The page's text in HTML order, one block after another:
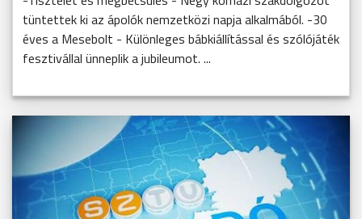
tüntettek ki az ápolók nemzetközi napja alkalmából. -30
éves a Mesebolt - Különleges bábkiállítással és szólójáték
fesztivállal ünneplik a jubileumot. ...